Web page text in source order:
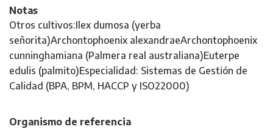
Notas
Otros cultivos:Ilex dumosa (yerba
señorita)Archontophoenix alexandraeArchontophoenix
cunninghamiana (Palmera real australiana)Euterpe
edulis (palmito)Especialidad: Sistemas de Gestión de
Calidad (BPA, BPM, HACCP y ISO22000)
Organismo de referencia